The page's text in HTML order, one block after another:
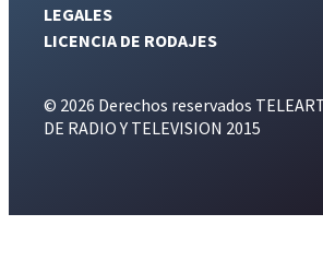
LEGALES
LICENCIA DE RODAJES
© 2026 Derechos reservados
DE RADIO Y TELEVISION 2015